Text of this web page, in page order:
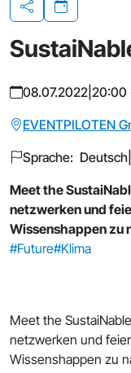
Teilen
08.07.2022 20:00
EVENTPILOTEN
Sprache: Deutsch
Meet the
netzwerken und
Wissenshappen zu
#Future#Klima
Meet the
netzwerken und
Wissenshappen zu